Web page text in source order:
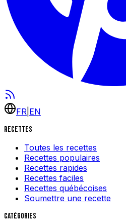
FR EN
Recettes
Toutes les recettes
Recettes populaires
Recettes rapides
Recettes faciles
Recettes québécoises
Soumettre une recette
Catégories